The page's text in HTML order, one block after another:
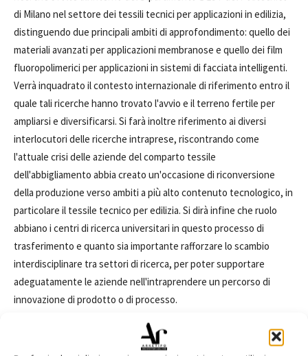
di Milano nel settore dei tessili tecnici per applicazioni in edilizia,
distinguendo due principali ambiti di approfondimento: quello dei
materiali avanzati per applicazioni membranose e quello dei film
fluoropolimerici per applicazioni in sistemi di facciata intelligenti.
Verrà inquadrato il contesto internazionale di riferimento entro il
quale tali ricerche hanno trovato l'avvio e il terreno fertile per
ampliarsi e diversificarsi. Si farà inoltre riferimento ai diversi
interlocutori delle ricerche intraprese, riscontrando come
l'attuale crisi delle aziende del comparto tessile
dell'abbigliamento abbia creato un'occasione di riconversione
della produzione verso ambiti a più alto contenuto tecnologico, in
particolare il tessile tecnico per edilizia. Si dirà infine che ruolo
abbiano i centri di ricerca universitari in questo processo di
trasferimento e quanto sia importante rafforzare lo scambio
interdisciplinare tra settori di ricerca, per poter supportare
adeguatamente le aziende nell'intraprendere un percorso di
innovazione di prodotto o di processo.
è architetto, dottore di ricerca in Tecnologia
dell'architettura e dell'ambiente, professore associato presso il